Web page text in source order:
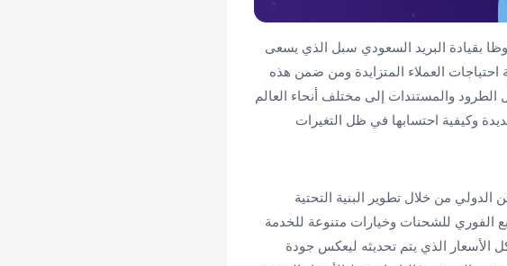
بقيادة البريد السعودي سبل الذي يسعى
احتياجات العملاء المتزايدة ومن ضمن هذه
والمستندات إلى مختلف أنحاء العالم
وكيفية احتسابها في ظل التغيرات
من خلال تطوير البنية التحتية
الفوري للشحنات وخيارات متنوعة للخدمة
الأسعار الذي يتم تحديثه ليعكس جودة